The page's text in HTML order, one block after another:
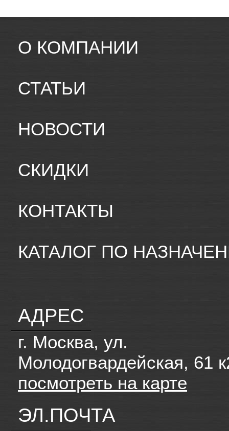
О КОМПАНИИ
СТАТЬИ
НОВОСТИ
СКИДКИ
КОНТАКТЫ
КАТАЛОГ ПО
АДРЕС
г. Москва, ул.
Молодогвардейская, 61
посмотреть на карте
ЭЛ.ПОЧТА